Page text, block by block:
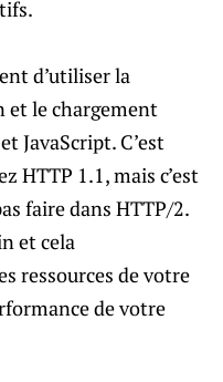
d’utiliser la
et le chargement
JavaScript. C’est
HTTP 1.1, mais c’est
faire dans HTTP/2.
et cela
ressources de votre
de votre